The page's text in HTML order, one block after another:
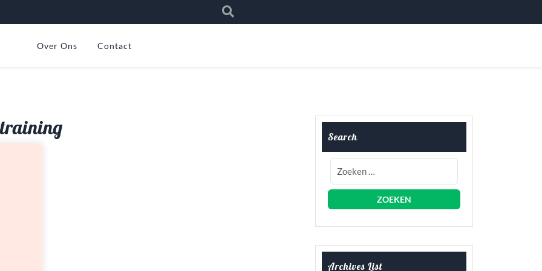
Over Ons Contact
training Search
Archives List